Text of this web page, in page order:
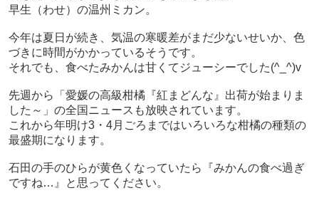
早生（わせ）の温州ミカン。
今年は夏日が続き、気温の寒暖差がまだ少ないせいか、色
づきに時間がかかっているそうです。
それでも、食べたみかんは甘くてジューシーでした(^_^)v
先週から「愛媛の高級柑橘『紅まどんな』出荷が始まりま
した～」の全国ニュースも放映されています。
これから年明け3・4月ごろまではいろいろな柑橘の種類の
最盛期になります。
石田の手のひらが黄色くなっていたら『みかんの食べ過ぎ
ですね…』と思ってください。